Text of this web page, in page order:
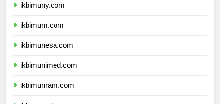
ikbimuny.com
ikbimum.com
ikbimunesa.com
ikbimunimed.com
ikbimunram.com